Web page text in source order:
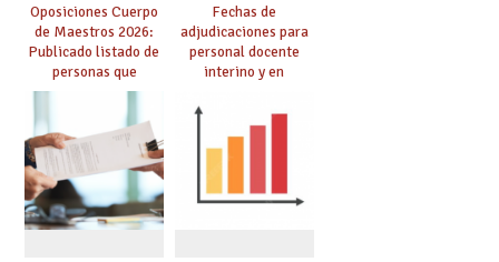
Oposiciones Cuerpo
de Maestros 2026:
Publicado listado de
personas que
adquieren nueva
especialidad
Fechas de
adjudicaciones para
personal docente
interino y en
debes saber